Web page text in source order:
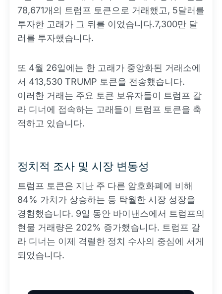
78,671개의 트럼프 토큰으로 거래했고, 5달러를
투자한 고래가 그 뒤를 이었습니다.7,300만 달
러를 투자했습니다.
또 4월 26일에는 한 고래가 중앙화된 거래소에
서 413,530 TRUMP 토큰을 전송했습니다.
이러한 거래는 주요 토큰 보유자들이 트럼프 갈
라 디너에 접속하는 고래들이 트럼프 토큰을 축
적하고 있습니다.
정치적 조사 및 시장 변동성
트럼프 토큰은 지난 주 다른 암호화폐에 비해
84% 가치가 상승하는 등 탁월한 시장 성장을
경험했습니다. 9일 동안 바이낸스에서 트럼프의
현물 거래량은 202% 증가했습니다. 트럼프 갈
라 디너는 이제 격렬한 정치 수사의 중심에 서게
되었습니다.